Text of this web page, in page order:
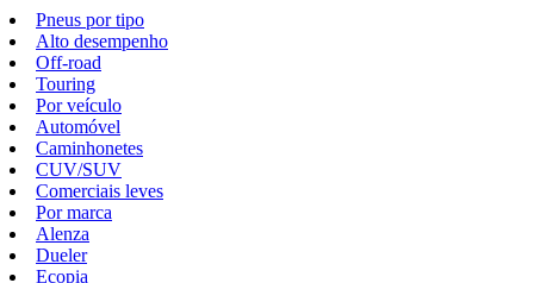
Pneus por tipo
Alto desempenho
Off-road
Touring
Por veículo
Automóvel
Caminhonetes
CUV/SUV
Comerciais leves
Por marca
Alenza
Dueler
Ecopia